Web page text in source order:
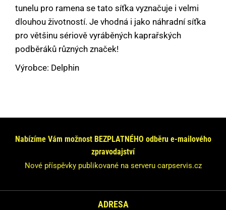
tunelu pro ramena se tato síťka vyznačuje i velmi
dlouhou životností. Je vhodná i jako náhradní síťka
pro většinu sériově vyráběných kaprařských
podběráků různých značek!
Výrobce: Delphin
Neváhejte se na nás obrátit!
Odpovíme Vám do 24 hodin.
Vaše údaje nebudeme nikde zveřejňovat.
Nabízíme Vám možnost BEZPLATNÉHO odběru e-mailového
zpravodajství
Nové příspěvky publikované na serveru carpservis.cz
ADRESA